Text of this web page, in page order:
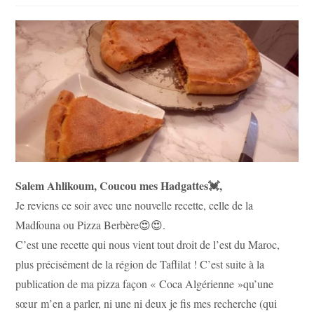
publication :
Salem Ahlikoum, Coucou mes Hadgattes💓,
Je reviens ce soir avec une nouvelle recette, celle de la
Madfouna ou Pizza Berbère😍😍.
C’est une recette qui nous vient tout droit de l’est du Maroc,
plus précisément de la région de Taflilat ! C’est suite à la
publication de ma pizza façon « Coca Algérienne »qu’une
sœur m’en a parler, ni une ni deux je fis mes recherche (qui